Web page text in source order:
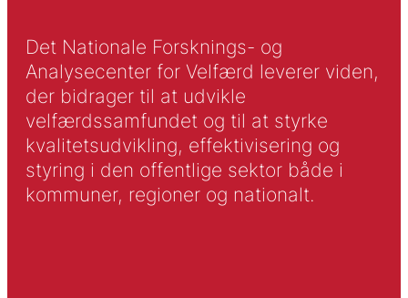
Det Nationale Forsknings- og
Analysecenter for Velfærd leverer viden,
der bidrager til at udvikle
velfærdssamfundet og til at styrke
kvalitetsudvikling, effektivisering og
styring i den offentlige sektor både i
kommuner, regioner og nationalt.